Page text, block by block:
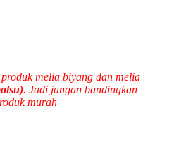
melia biyang dan melia
. Jadi jangan bandingkan
murah